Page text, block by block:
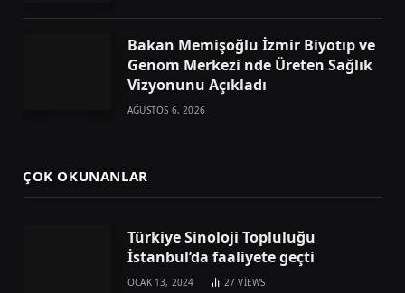
Bakan Memişoğlu İzmir Biyotıp ve
Genom Merkezi nde Üreten Sağlık
Vizyonunu Açıkladı
AĞUSTOS 6, 2026
ÇOK OKUNANLAR
Türkiye Sinoloji Topluluğu
İstanbul’da faaliyete geçti
OCAK 13, 2024 27VIEWS